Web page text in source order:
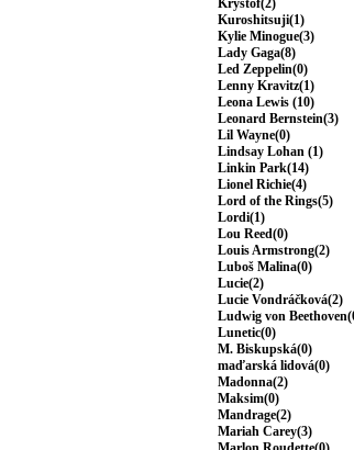
Kryštof(2)
Kuroshitsuji(1)
Kylie Minogue(3)
Lady Gaga(8)
Led Zeppelin(0)
Lenny Kravitz(1)
Leona Lewis (10)
Leonard Bernstein(3)
Lil Wayne(0)
Lindsay Lohan (1)
Linkin Park(14)
Lionel Richie(4)
Lord of the Rings(5)
Lordi(1)
Lou Reed(0)
Louis Armstrong(2)
Luboš Malina(0)
Lucie(2)
Lucie Vondráčková(2)
Ludwig von
Lunetic(0)
M. Biskupská(0)
maďarská lidová(0)
Madonna(2)
Maksim(0)
Mandrage(2)
Mariah Carey(3)